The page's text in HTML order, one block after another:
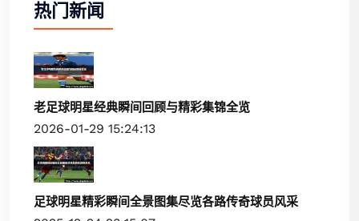
热门新闻
老足球明星经典瞬间回顾与精彩集锦全览
2026-01-29 15:24:13
足球明星精彩瞬间全景图集尽览各路传奇球员风采